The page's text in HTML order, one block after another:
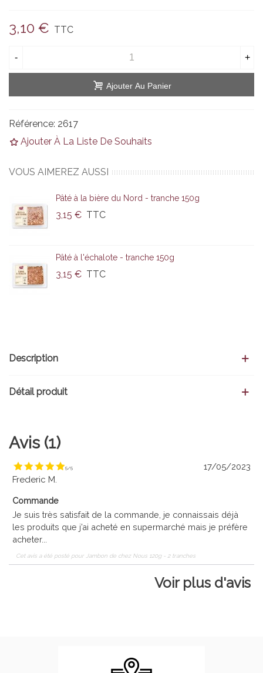
3,10 € TTC
- +
Ajouter Au Panier
Référence: 2617
Ajouter À La Liste De Souhaits
VOUS AIMEREZ AUSSI
Pâté à la bière du Nord - tranche 150g
3,15 € TTC
Pâté à l'échalote - tranche 150g
3,15 € TTC
Description
Détail produit
Avis (1)
5/5
17/05/2023
Frederic M.
Commande
Je suis très satisfait de la commande, je connaissais déjà
les produits que j’ai acheté en supermarché mais je préfère
acheter...
Cet avis a été posté pour Jambon de chez Nous 120g - 2 tranches
Voir plus d'avis